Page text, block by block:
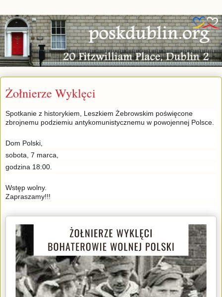
Żołnierze Wyklęci
Spotkanie z historykiem, Leszkiem Żebrowskim poświęcone
zbrojnemu podziemiu antykomunistycznemu w powojennej Polsce.
Dom Polski,
sobota, 7 marca,
godzina 18:00.
Wstęp wolny.
Zapraszamy!!!